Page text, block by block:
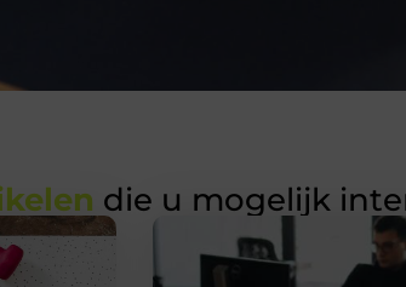
die u mogelijk